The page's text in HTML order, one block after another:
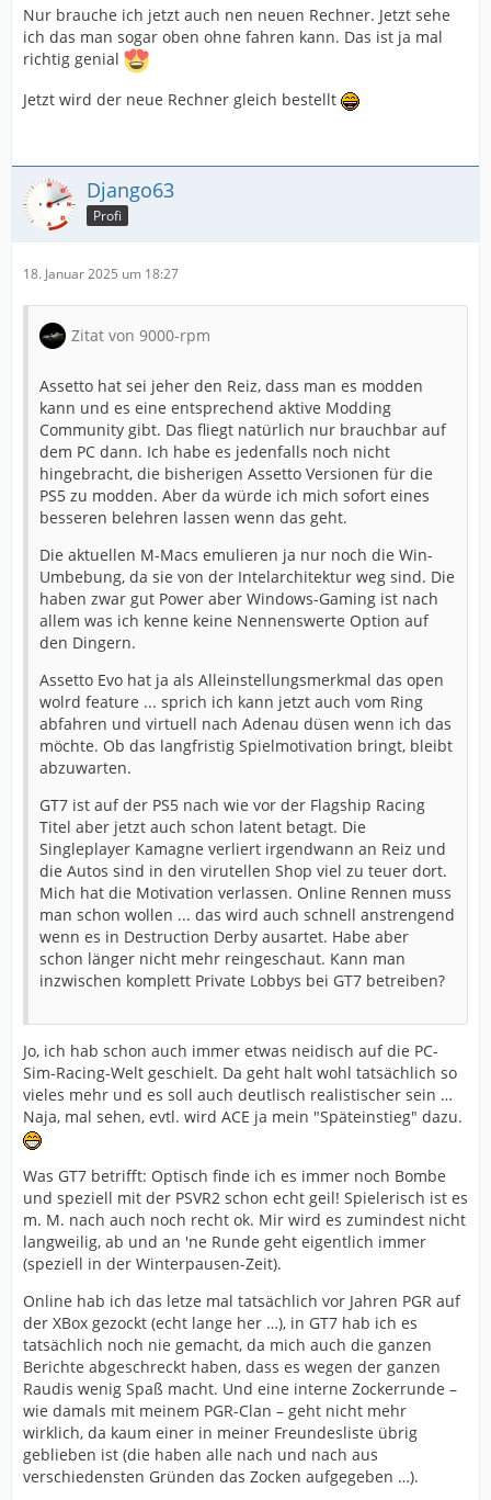
Nur brauche ich jetzt auch nen neuen Rechner. Jetzt sehe
ich das man sogar oben ohne fahren kann. Das ist ja mal
richtig genial
Jetzt wird der neue Rechner gleich bestellt
Django63
Profi
18. Januar 2025 um 18:27
Zitat von 9000-rpm
Assetto hat sei jeher den Reiz, dass man es modden
kann und es eine entsprechend aktive Modding
Community gibt. Das fliegt natürlich nur brauchbar auf
dem PC dann. Ich habe es jedenfalls noch nicht
hingebracht, die bisherigen Assetto Versionen für die
PS5 zu modden. Aber da würde ich mich sofort eines
besseren belehren lassen wenn das geht.
Die aktuellen M-Macs emulieren ja nur noch die Win-
Umbebung, da sie von der Intelarchitektur weg sind. Die
haben zwar gut Power aber Windows-Gaming ist nach
allem was ich kenne keine Nennenswerte Option auf
den Dingern.
Assetto Evo hat ja als Alleinstellungsmerkmal das open
wolrd feature ... sprich ich kann jetzt auch vom Ring
abfahren und virtuell nach Adenau düsen wenn ich das
möchte. Ob das langfristig Spielmotivation bringt, bleibt
abzuwarten.
GT7 ist auf der PS5 nach wie vor der Flagship Racing
Titel aber jetzt auch schon latent betagt. Die
Singleplayer Kamagne verliert irgendwann an Reiz und
die Autos sind in den virutellen Shop viel zu teuer dort.
Mich hat die Motivation verlassen. Online Rennen muss
man schon wollen ... das wird auch schnell anstrengend
wenn es in Destruction Derby ausartet. Habe aber
schon länger nicht mehr reingeschaut. Kann man
inzwischen komplett Private Lobbys bei GT7 betreiben?
Jo, ich hab schon auch immer etwas neidisch auf die PC-
Sim-Racing-Welt geschielt. Da geht halt wohl tatsächlich so
vieles mehr und es soll auch deutlisch realistischer sein …
Naja, mal sehen, evtl. wird ACE ja mein "Späteinstieg" dazu.
Was GT7 betrifft: Optisch finde ich es immer noch Bombe
und speziell mit der PSVR2 schon echt geil! Spielerisch ist es
m. M. nach auch noch recht ok. Mir wird es zumindest nicht
langweilig, ab und an 'ne Runde geht eigentlich immer
(speziell in der Winterpausen-Zeit).
Online hab ich das letze mal tatsächlich vor Jahren PGR auf
der XBox gezockt (echt lange her …), in GT7 hab ich es
tatsächlich noch nie gemacht, da mich auch die ganzen
Berichte abgeschreckt haben, dass es wegen der ganzen
Raudis wenig Spaß macht. Und eine interne Zockerrunde –
wie damals mit meinem PGR-Clan – geht nicht mehr
wirklich, da kaum einer in meiner Freundesliste übrig
geblieben ist (die haben alle nach und nach aus
verschiedensten Gründen das Zocken aufgegeben …).